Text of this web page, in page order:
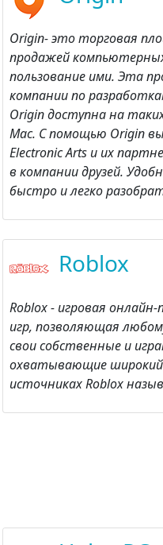
Origin- это торговая
продажей
пользование ими. Эта
компании по
Origin доступна на
Mac. С помощью Origin
Electronic Arts и их
в компании друзей.
быстро и легко
Roblox
Roblox - игровая
игр, позволяющая
свои собственные и
охватывающие
источниках Roblox